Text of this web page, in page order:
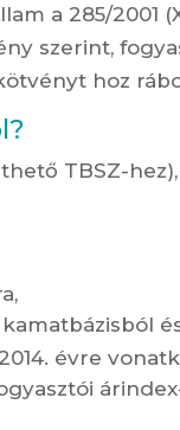
a 285/2001
szerint,
hoz
TBSZ-hez),
évre